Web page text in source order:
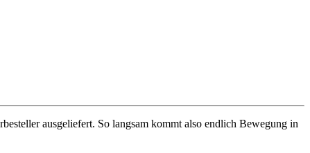
ausgeliefert. So langsam kommt also endlich Bewegung in